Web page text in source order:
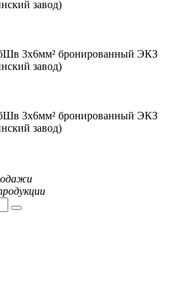
завод)
3x6мм² бронированный ЭКЗ
завод)
3x6мм² бронированный ЭКЗ
завод)